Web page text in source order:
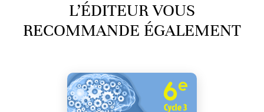
L’ÉDITEUR VOUS
RECOMMANDE ÉGALEMENT